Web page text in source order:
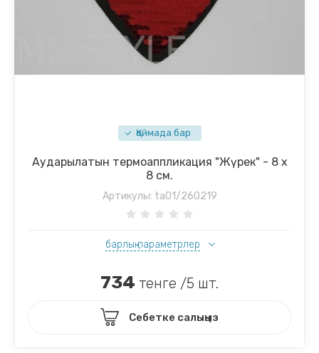
Қоймада бар
Аударылатын термоаппликация "Жүрек" - 8 х
8 см.
Артикулы: ta01/260219
барлық параметрлер
734 тенге /5 шт.
Себетке салыңыз